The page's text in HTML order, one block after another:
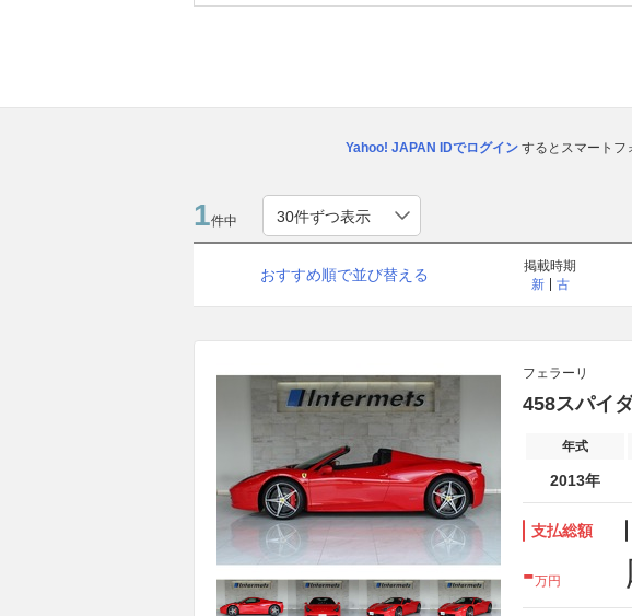
Yahoo! JAPAN IDでログインするとスマートフ
1件中
おすすめ順で並び替える
掲載時期
新
古
フェラーリ
458スパイ
年式
2013年
支払総額
-万円